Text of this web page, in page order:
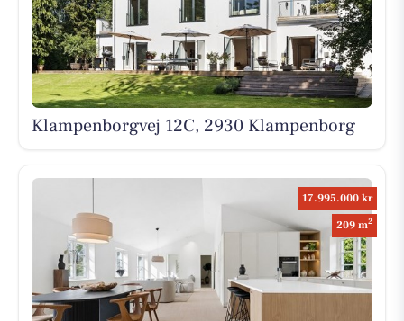
Klampenborgvej 12C, 2930 Klampenborg
17.995.000 kr
209 m2